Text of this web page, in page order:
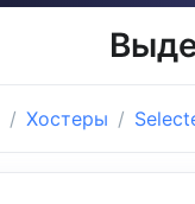
Хостеры